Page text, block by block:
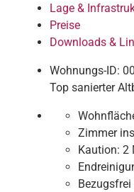
Lage &
Preise
Downloads &
Wohnungs-ID:
Top sanierter
Zimmer
Kaution: 2
Bezugsfrei